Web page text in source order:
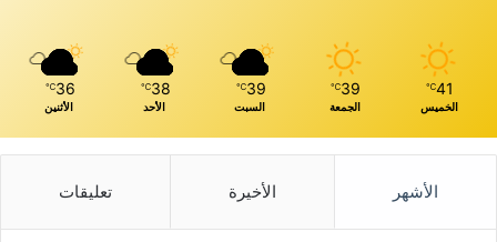
41
℃
الخميس
39
℃
الجمعة
39
℃
السبت
38
℃
الأحد
36
℃
الأثنين
الأشهر الأخيرة تعليقات